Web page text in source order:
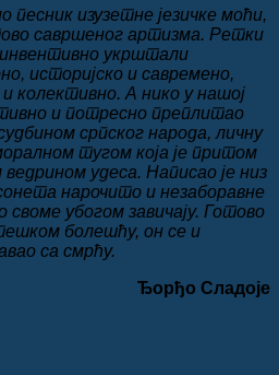
песник изузетне језичке моћи,
савршеног артизма. Ретки
инвентивно укрштали
историјско и савремено,
колективно. А нико у нашој
и потресно преплитао
српског народа, личну
тугом која је притом
удеса. Написао је низ
нарочито и незаборавне
своме убогом завичају. Готово
болешћу, он се и
са смрћу.
Ђорђо Сладоје